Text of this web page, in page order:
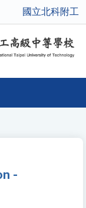
國立北科附工
-